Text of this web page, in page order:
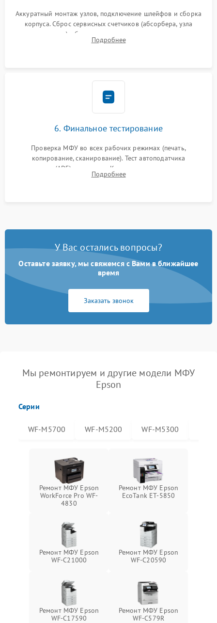
Аккуратный монтаж узлов, подключение шлейфов и сборка
корпуса. Сброс сервисных счетчиков (абсорбера, узла
закрепления), обновление прошивки и программная
калибровка цветопередачи и позиционирования сканера.
Подробнее
6. Финальное тестирование
Проверка МФУ во всех рабочих режимах (печать,
копирование, сканирование). Тест автоподатчика
документов (ADF) и дуплекса. Контроль качества отпечатка
на отсутствие серого фона, полос и надежность запекания
Подробнее
У Вас остались вопросы?
Оставьте заявку, мы свяжемся с Вами в ближайшее
время
Заказать звонок
Мы ремонтируем и другие модели МФУ
Epson
Серии
WF-M5700 WF-M5200 WF-M5300
Ремонт МФУ Epson
WorkForce Pro WF-
4830
Ремонт МФУ Epson
EcoTank ET-5850
Ремонт МФУ Epson
WF-C21000
Ремонт МФУ Epson
WF-C20590
Ремонт МФУ Epson
WF-C17590
Ремонт МФУ Epson
WF-C579R